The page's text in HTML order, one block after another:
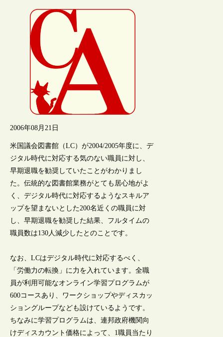
2006年08月21日
米国議会図書館（LC）が2004/2005年度に、デ
ジタル時代に対応する気のない職員に対し、
早期退職を勧奨していたことがわかりまし
た。伝統的な図書館業務がとても居心地がよ
く、デジタル時代に対応するようなスキルア
ップを望まないとした200名近くの職員に対
し、早期退職を勧奨した結果、フルタイムの
職員数は130人減少したとのことです。
なお、LCはデジタル時代に対応するべく、
「労働力の転換」に力を入れています。全職
員が利用可能なオンライン学習プログラムが
600コースあり、ワークショップやディスカッ
ショングループなども設けているようです。
ちなみに学習プログラムは、連邦政府機関向
けディスカウント価格によって、1職員当たり